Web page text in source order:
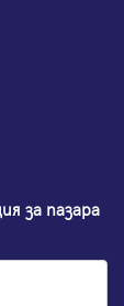
за пазара